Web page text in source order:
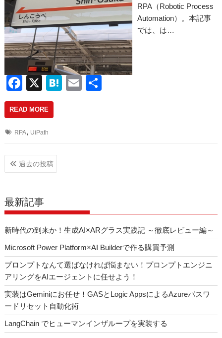
RPA（Robotic Process
Automation）。本記事
では、は…
F
a
c
e
b
o
o
k
X
H
a
E
READ MORE
RPA, UiPath
投
稿
ビ
ゲ
ー
シ
ョ
ン
過去の投稿
最新記事
新時代の到来か！生成AI×ARグラス実践記 ～徹底レビュー編～
Microsoft Power Platform×AI Builderで作る購買予測
プロンプトなんて選ばなければ悩まない！プロンプトエンジニ
アリングをAIエージェントに任せよう！
実装はGeminiにお任せ！GASとLogic AppsによるAzureパスワ
ードリセット自動化術
LangChain でヒューマンインザループを実装する